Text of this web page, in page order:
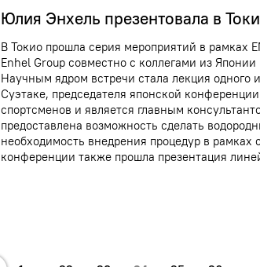
Юлия Энхель презентовала в
В Токио прошла серия мероприятий в рамках
Enhel Group совместно с коллегами из
Научным ядром встречи стала лекция
Суэтаке, председателя японской
спортсменов и является главным
предоставлена возможность сделать
необходимость внедрения процедур в рамках
конференции также прошла презентация